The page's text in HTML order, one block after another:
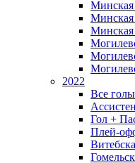
Минская
Минская
Минская
2022
Все
Гол +
Плей-